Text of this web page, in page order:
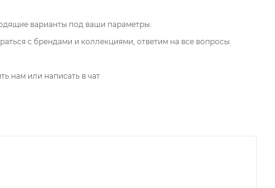
варианты под ваши параметры.
с брендами и коллекциями, ответим на все вопросы.
нам или написать в чат